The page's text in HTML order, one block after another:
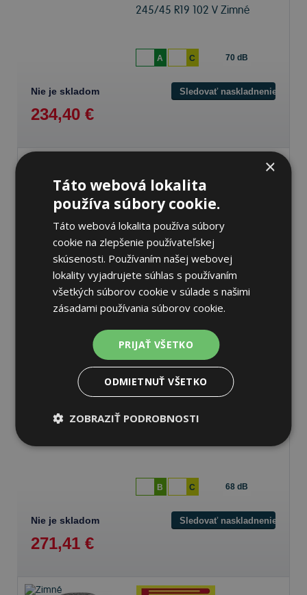
245/45 R19 102 V Zimné
A C 70 dB
Nie je skladom Sledovať naskladnenie
234,40 €
Pirelli P ZERO WINTER 2
245/45 R19 102 V Zimné
B C 68 dB
Nie je skladom Sledovať naskladnenie
Pirelli P ZERO WINTER 2
B C 68 dB
Nie je skladom Sledovať naskladnenie
271,41 €
×
Táto webová lokalita
používa súbory cookie.
Táto webová lokalita používa súbory
cookie na zlepšenie používateľskej
skúsenosti. Používaním našej webovej
lokality vyjadrujete súhlas s používaním
všetkých súborov cookie v súlade s našimi
zásadami používania súborov cookie.
PRIJAŤ VŠETKO
ODMIETNUŤ VŠETKO
ZOBRAZIŤ PODROBNOSTI